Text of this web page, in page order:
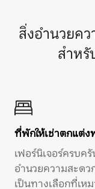
สิ่งอำนวยค
สำหรั
ที่พักให้เช่าตกแต่ง
เฟอร์นิเจอร์ครบค
อำนวยความสะดว
เป็นทางเลือกที่เห